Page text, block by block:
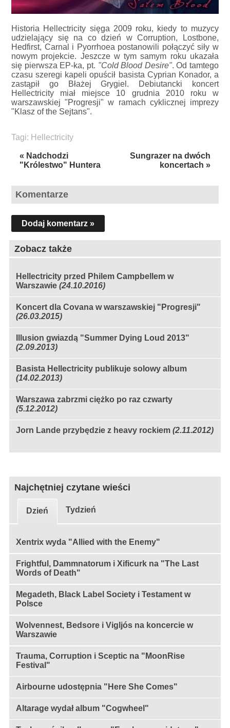
Historia Hellectricity sięga 2009 roku, kiedy to muzycy
udzielający się na co dzień w Corruption, Lostbone,
Hedfirst, Carnal i Pyorrhoea postanowili połączyć siły w
nowym projekcie. Jeszcze w tym samym roku ukazała
się pierwsza EP-ka, pt. "Cold Blood Desire". Od tamtego
czasu szeregi kapeli opuścił basista Cyprian Konador, a
zastąpił go Błażej Grygiel. Debiutancki koncert
Hellectricity miał miejsce 10 grudnia 2010 roku w
warszawskiej "Progresji" w ramach cyklicznej imprezy
"Klasz of the Sejtans".
Tagi: Hellectricity
« Nadchodzi
"Królestwo" Huntera
Sungrazer na dwóch
koncertach »
Komentarze
Dodaj komentarz »
Zobacz także
Hellectricity przed Philem Campbellem w
Warszawie (24.10.2016)
Koncert dla Covana w warszawskiej "Progresji"
(26.03.2015)
Illusion gwiazdą "Summer Dying Loud 2013"
(2.09.2013)
Basista Hellectricity publikuje solowy album
(14.02.2013)
Warszawa zabrzmi ciężko po raz czwarty
(5.12.2012)
Jorn Lande przybędzie z heavy rockiem (2.11.2012)
Najchętniej czytane wieści
Dzień Tydzień
Xentrix wyda "Allied with the Enemy"
Frightful, Dammnatorum i Xificurk na "The Last
Words of Death"
Megadeth, Black Label Society i Testament w
Polsce
Wolvennest, Bedsore i Vigljós na koncercie w
Warszawie
Trauma, Corruption i Sceptic na "MoonRise
Festival"
Airbourne udostępnia "Here She Comes"
Altarage wydał album "Cogwheel"